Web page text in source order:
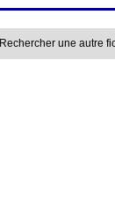
Rechercher une autre